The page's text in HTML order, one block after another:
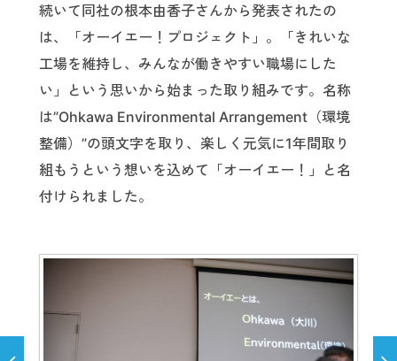
続いて同社の根本由香子さんから発表されたの
は、「オーイエー！プロジェクト」。「きれいな
工場を維持し、みんなが働きやすい職場にした
い」という思いから始まった取り組みです。名称
は”Ohkawa Environmental Arrangement（環境
整備）”の頭文字を取り、楽しく元気に1年間取り
組もうという想いを込めて「オーイエー！」と名
付けられました。